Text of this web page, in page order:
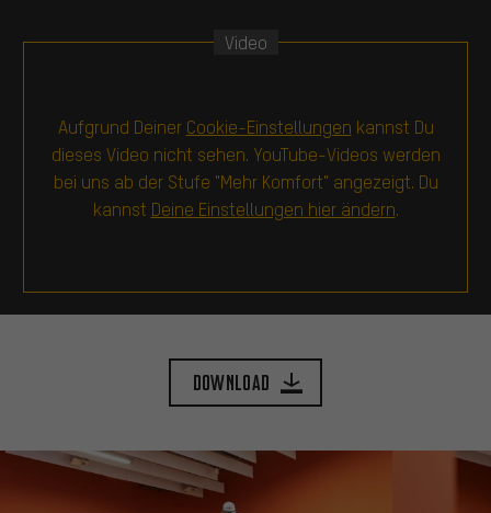
Video
Aufgrund Deiner Cookie-Einstellungen kannst Du
dieses Video nicht sehen. YouTube-Videos werden
bei uns ab der Stufe "Mehr Komfort" angezeigt. Du
kannst Deine Einstellungen hier ändern.
Download